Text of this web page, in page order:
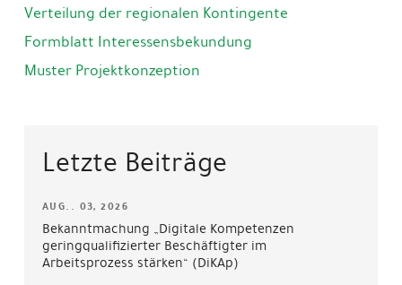
Verteilung der regionalen Kontingente
Formblatt Interessensbekundung
Muster Projektkonzeption
Letzte Beiträge
AUG.. 03, 2026
Bekanntmachung „Digitale Kompetenzen
geringqualifizierter Beschäftigter im
Arbeitsprozess stärken“ (DiKAp)